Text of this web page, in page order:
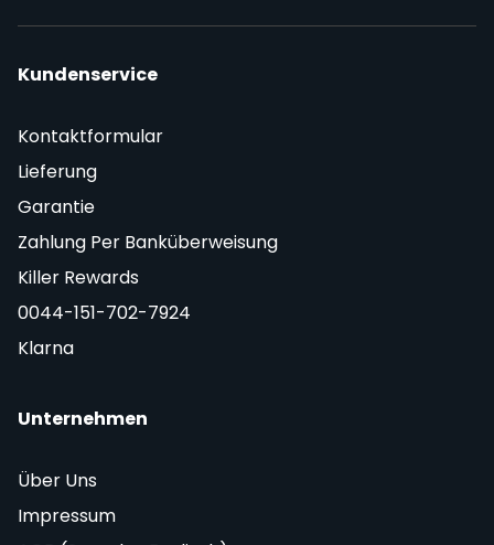
Kundenservice
Kontaktformular
Lieferung
Garantie
Zahlung Per Banküberweisung
Killer Rewards
0044-151-702-7924
Klarna
Unternehmen
Über Uns
Impressum